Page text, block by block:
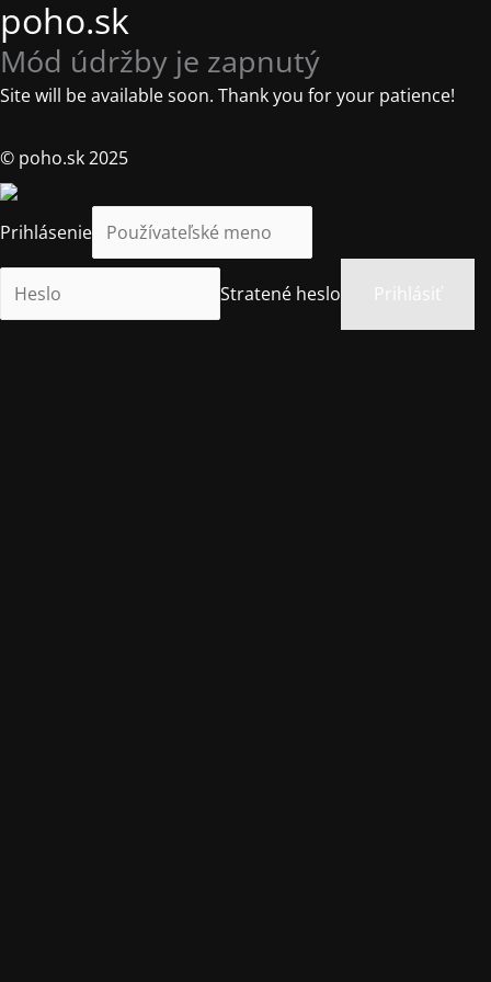
poho.sk
Mód údržby je zapnutý
Site will be available soon. Thank you for your patience!
© poho.sk 2025
Prihlásenie
Stratené heslo